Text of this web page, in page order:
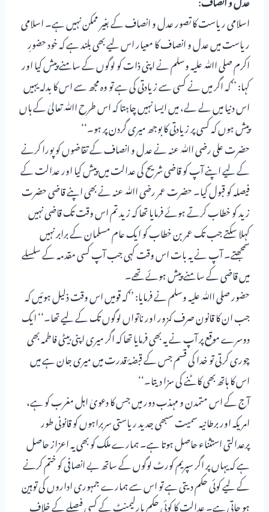
اسلامی ریاست کا تصور عدل و انصاف کے بغیر ممکن نہیں ہے۔ اسلامی
ریاست میں عدل و انصاف کا معیار اس لیے بھی بلند ہے کہ خود حضورِ
اکرم صلی اﷲ علیہ وسلم نے اپنی ذات کو لوگوں کے سامنے پیش کیا اور
کہا: ’’کہ اگر میں نے کسی سے زیادتی کی ہے تو وہ مجھ سے اس کا بدلہ یہیں
اس دنیا میں لے لے، میں ایسا نہیں چاہتا کہ اس طرح اﷲ تعالیٰ کے ہاں
پیش ہوں کہ کسی پر زیادتی کا بوجھ میری گردن پر ہو۔‘‘
حضرت علی رضی اﷲ عنہ نے عدل و انصاف کے تقاضوں کو پورا کرنے
کے لیے اپنے آپ کو قاضی شریح کی عدالت میں پیش کیا اور عدالت کے
فیصلہ کو قبول کیا۔ حضرت عمر رضی اﷲ عنہ نے بھی اپنے قاضی حضرت
زید کو خطاب کرتے ہوئے فرمایا تھا کہ زید تم اس وقت تک قاضی نہیں
کہلا سکتے جب تک عمر بن خطاب کو ایک عام مسلمان کے برابر نہیں
سمجھتے۔ آپ نے یہ بات اس وقت کہی جب آپ کسی مقدمہ کے سلسلے
میں قاضی کے سامنے پیش ہوئے تھے۔
حضور صلی اﷲ علیہ وسلم نے فرمایا: ’’کہ قومیں اس وقت ذلیل ہوئیں کہ
جب ان کا قانون صرف کمزور اور ناتواں لوگوں تک کے لیے تھا۔‘‘ ایک
دوسرے موقع پر آپ نے یہ بھی فرمایا تھا کہ اگر میری اپنی بیٹی فاطمہ بھی
چوری کرتی تو خدا کی قسم جس کے قبضۂ قدرت میں میری جان ہے میں
اس کا ہاتھ بھی کاٹنے کی سزا دیتا۔‘‘
آج کے اس متمدن و مہذب دور میں جس کا دعویٰ اہل مغرب کو ہے،
امریکہ اور برطانیہ سمیت سبھی جدید ریاستی سربراہوں کو قانونی طور
پرعدالتی استثناء حاصل ہوتا ہے۔ ہمارے ملک کو بھی یہ اعزاز حاصل
ہے کہ یہاں پر اگر سپریم کورٹ لوگوں کے ساتھ بے انصافی کو ختم کرنے
کے لیے کوئی حکم دیتی ہے تو اس سے ہمارے جمہوری اداروں کی توہین
ہو جاتی ہے۔ عدالت کا کوئی حکم پارلیمنٹ کے کسی فیصلے کے خلاف